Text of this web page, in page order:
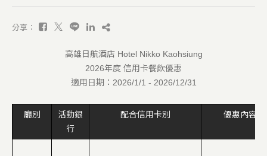
分享：
高雄日航酒店Hotel Nikko Kaohsiung
2026年度 信用卡餐飲優惠
適用日期：2026/1/1 - 2026/12/31
廳別
活動銀
行
配合信用卡別 優惠內容